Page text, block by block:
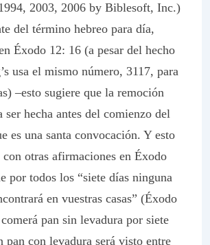
2003, 2006 by Biblesoft, Inc.)
del término hebreo para día,
Éxodo 12: 16 (a pesar del hecho
usa el mismo número, 3117, para
–esto sugiere que la remoción
ser hecha antes del comienzo del
es una santa convocación. Y esto
con otras afirmaciones en Éxodo
por todos los “siete días ninguna
en vuestras casas” (Éxodo
pan sin levadura por siete
pan con levadura será visto entre